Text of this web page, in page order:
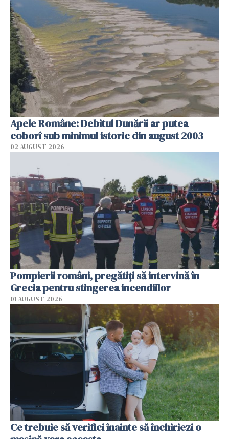
Apele Române: Debitul Dunării ar putea
coborî sub minimul istoric din august 2003
02 AUGUST 2026
Pompierii români, pregătiţi să intervină în
Grecia pentru stingerea incendiilor
01 AUGUST 2026
Ce trebuie să verifici înainte să închiriezi o